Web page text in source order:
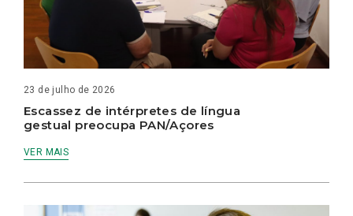
23 de julho de 2026
Escassez de intérpretes de língua
gestual preocupa PAN/Açores
VER MAIS